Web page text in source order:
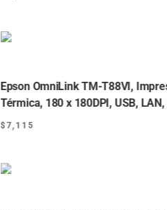
Epson OmniLink TM-T88VI,
Térmica, 180 x 180DPI, USB,
$7,115